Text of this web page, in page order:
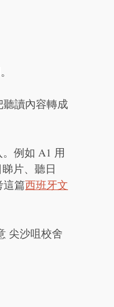
聽讀內容轉成
例如 A1 用
片、聽日
這篇西班牙文
尖沙咀校舍